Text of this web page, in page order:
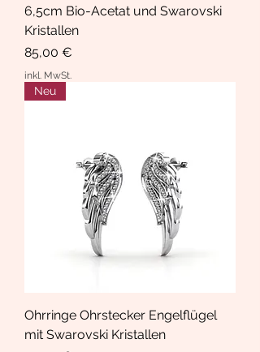
6,5cm Bio-Acetat und Swarovski
Kristallen
Preis
85,00 €
inkl. MwSt.
Neu
Ohrringe Ohrstecker Engelflügel
mit Swarovski Kristallen